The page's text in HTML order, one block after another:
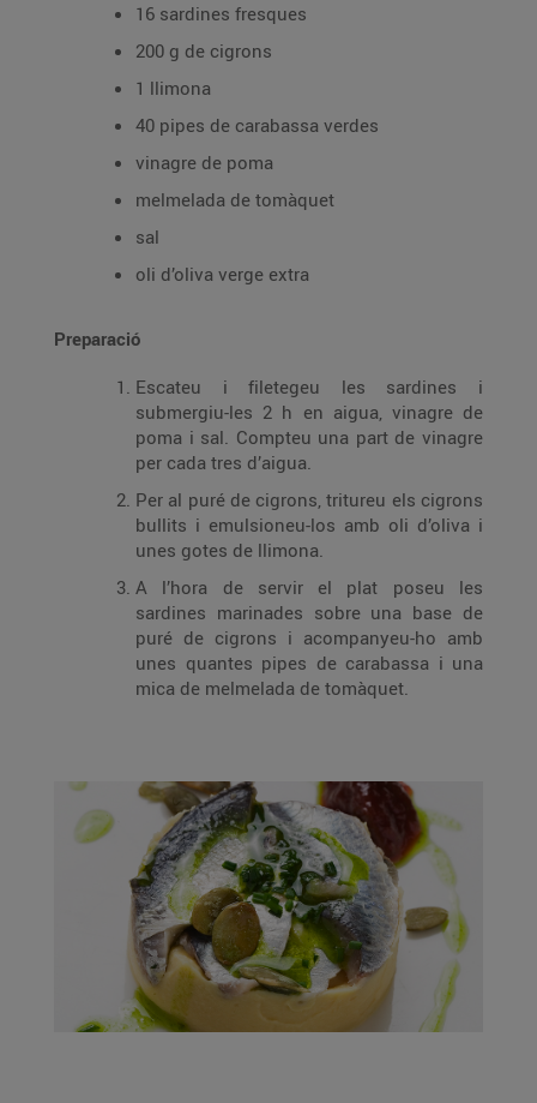
16 sardines fresques
200 g de cigrons
1 llimona
40 pipes de carabassa verdes
vinagre de poma
melmelada de tomàquet
sal
oli d’oliva verge extra
Preparació
Escateu i filetegeu les sardines i
submergiu-les 2 h en aigua, vinagre de
poma i sal. Compteu una part de vinagre
per cada tres d’aigua.
Per al puré de cigrons, tritureu els cigrons
bullits i emulsioneu-los amb oli d’oliva i
unes gotes de llimona.
A l’hora de servir el plat poseu les
sardines marinades sobre una base de
puré de cigrons i acompanyeu-ho amb
unes quantes pipes de carabassa i una
mica de melmelada de tomàquet.